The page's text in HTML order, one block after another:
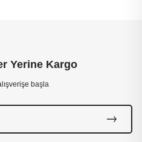
Yerine Kargo
başla